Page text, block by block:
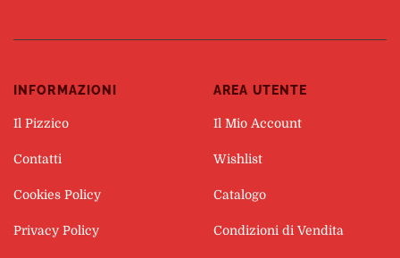
INFORMAZIONI
Il Pizzico
Contatti
Cookies Policy
Privacy Policy
AREA UTENTE
Il Mio Account
Wishlist
Catalogo
Condizioni di Vendita